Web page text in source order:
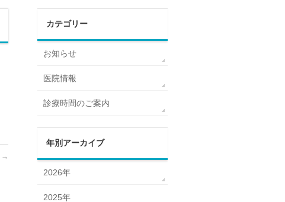
→
カテゴリー
お知らせ
医院情報
診療時間のご案内
年別アーカイブ
2026年
2025年